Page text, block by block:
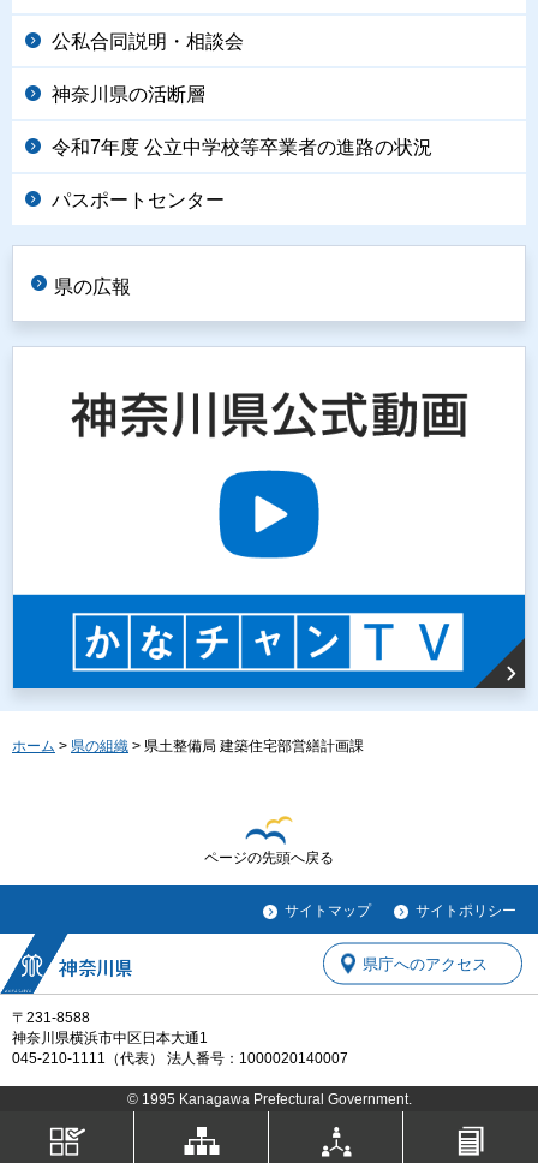
公私合同説明・相談会
神奈川県の活断層
令和7年度 公立中学校等卒業者の進路の状況
パスポートセンター
県の広報
ホーム > 県の組織 > 県土整備局 建築住宅部営繕計画課
ページの先頭へ戻る
サイトマップ サイトポリシー
〒231-8588
神奈川県横浜市中区日本大通1
045-210-1111（代表） 法人番号：1000020140007
県庁へのアクセス
© 1995 Kanagawa Prefectural Government.